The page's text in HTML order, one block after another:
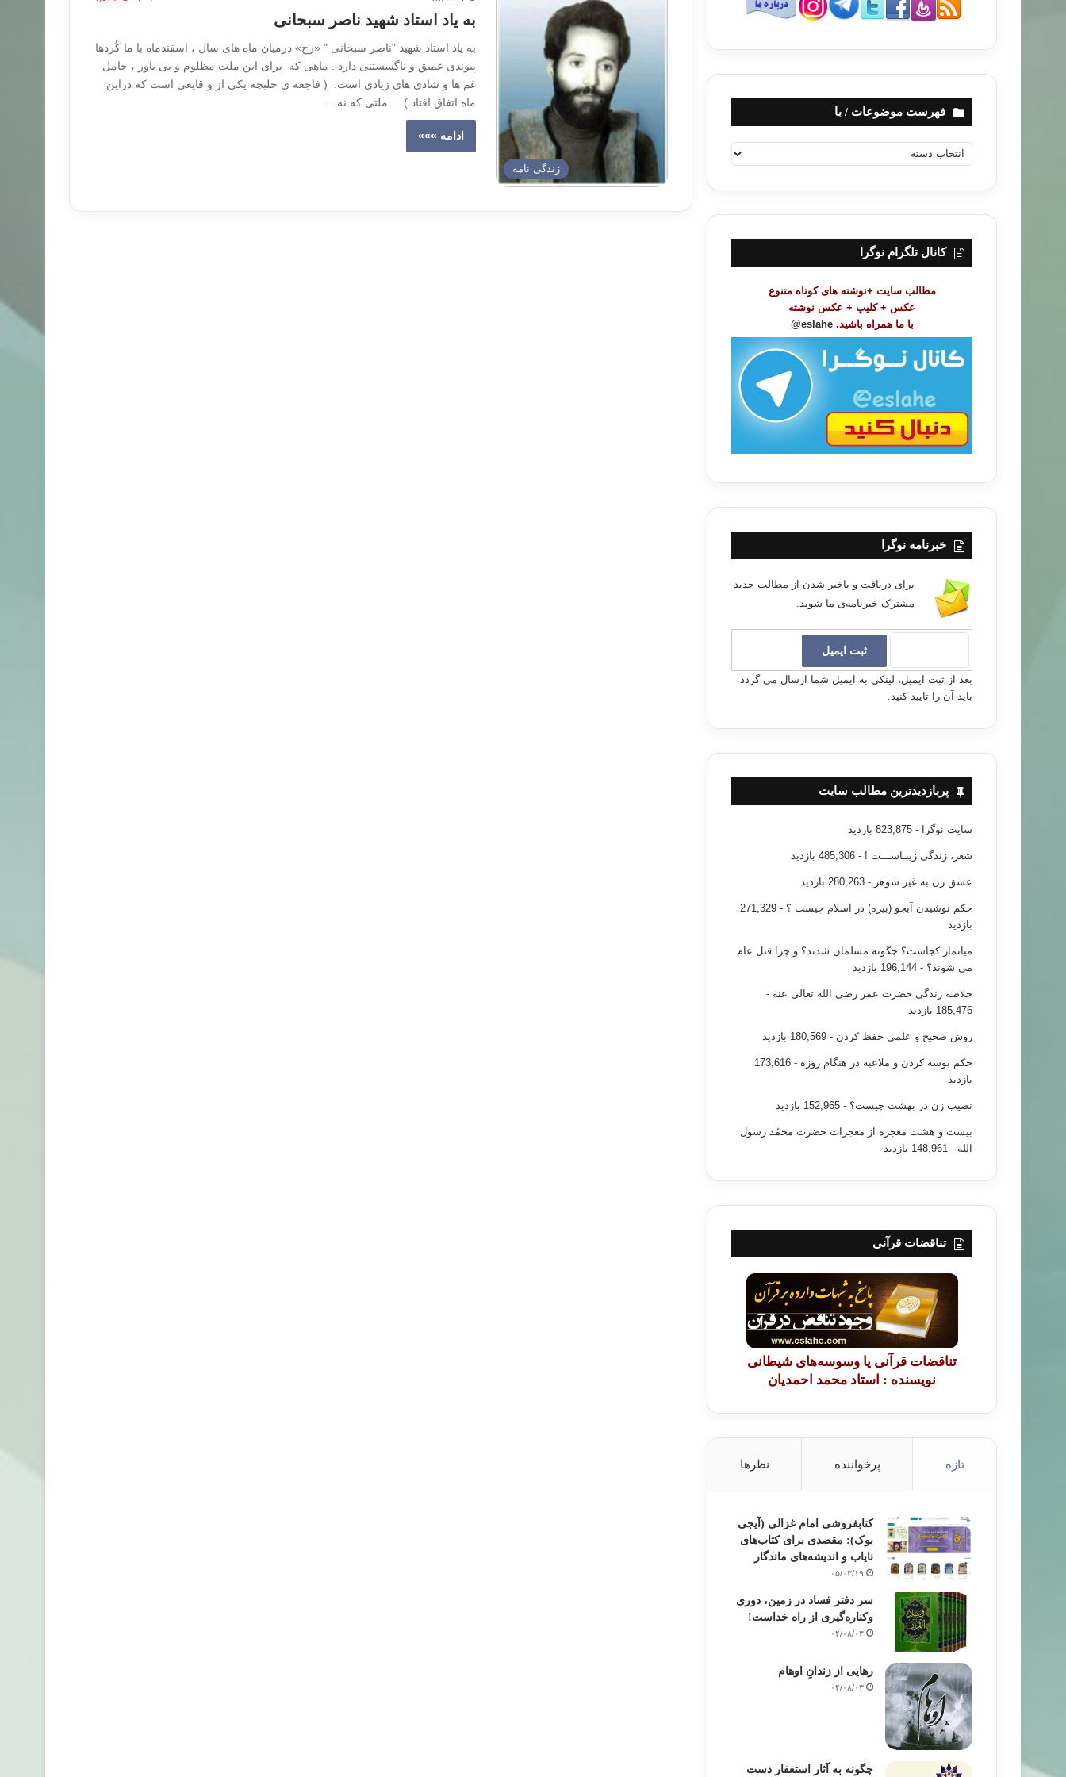
زندگی نامه
به یاد استاد شهید ناصر سبحانی
به یاد استاد شهید "ناصر سبحانی " «رح» درمیان ماه های سال ، اسفندماه با ما کُردها
پیوندی عمیق و ناگسستنی دارد . ماهی که برای این ملت مظلوم و بی یاور ، حامل
غم ها و شادی های زیادی است. ( فاجعه ی حلبچه یکی از و قایعی است که دراین
ماه اتفاق افتاد ) . ملتی که نه…
ادامه »»»
فهرست موضوعات / با
ه
ت
ض
کانال تلگرام نوگرا
مطالب سایت +نوشته های کوتاه متنوع
عکس + کلیپ + عکس نوشته
با ما همراه باشید. eslahe@
خبرنامه نوگرا
برای دریافت و باخبر شدن از مطالب جدید
مشترک خبرنامه‌ی ما شوید.
بعد از ثبت ایمیل، لینکی به ایمیل شما ارسال می گردد
باید آن را تایید کنید.
پربازدیدترین مطالب سایت
سایت نوگرا - 823,875 بازدید
شعر، زندگی زیبـاســـت ! - 485,306 بازدید
عشق زن به غیر شوهر - 280,263 بازدید
حکم نوشیدن آبجو (بیره) در اسلام چیست ؟
- 271,329
بازدید
میانمار کجاست؟ چگونه مسلمان شدند؟ و چرا قتل عام
می شوند؟ - 196,144 بازدید
خلاصه زندگی حضرت عمر رضی الله تعالی عنه -
185,476 بازدید
روش صحیح و علمی حفظ کردن - 180,569 بازدید
حکم بوسه کردن و ملاعبه در هنگام روزه
- 173,616
بازدید
نصیب زن در بهشت چیست؟ - 152,965 بازدید
بیست و هشت معجزه از معجزات حضرت محمّد رسول
الله - 148,961 بازدید
تناقضات قرآنی
تناقضات قرآنی یا وسوسه‌های شیطانی
نویسنده : استاد محمد احمدیان
تازه پرخواننده نظرها
کتابفروشی امام غزالی (آیجی
بوک): مقصدی برای کتاب‌های
نایاب و اندیشه‌های ماندگار
۰۵/۰۳/۱۹
سر دفتر فساد در زمین‌، دوری
وکناره‌گیری از راه خداست‌!
۰۴/۰۸/۰۳
رهایی از زندانِ اوهام
۰۴/۰۸/۰۳
چگونه به آثار استغفار دست